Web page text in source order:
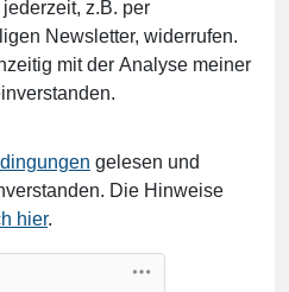
z.B. per
Newsletter, widerrufen.
mit der Analyse meiner
gelesen und
Die Hinweise
hier.